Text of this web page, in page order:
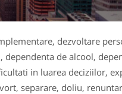
dezvoltare
de alcool,
in luarea deciziilor,
separare, doliu,